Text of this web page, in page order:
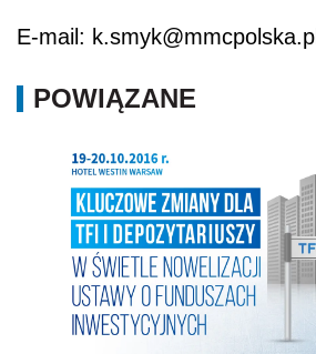
E-mail: k.smyk@mmcpolska.pl
POWIĄZANE